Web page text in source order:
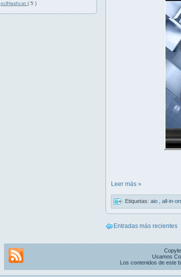
oclHashcat ( 5 )
Leer más »
Etiquetas: aio all-in-
Entradas más recientes
Usamos
Los contenidos de este